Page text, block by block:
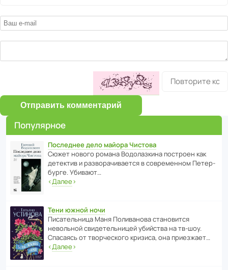
Отправить комментарий
Популярное
Последнее дело майора Чистова
Сюжет нового романа Водо­ла­з­кина пост­роен как
дете­ктив и разво­ра­чи­ва­ется в совре­менном Пете­р­
бурге. Убивают…
‹Далее›
Тени южной ночи
Писа­тель­ница Маня Поли­ва­нова стано­вится
невольной свиде­тель­ницей убийства на тв-шоу.
Спасаясь от твор­че­с­кого кризиса, она приезжает…
‹Далее›